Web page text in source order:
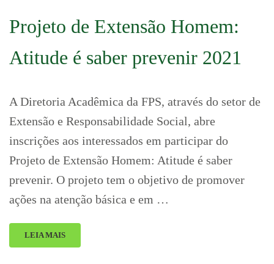
Projeto de Extensão Homem:
Atitude é saber prevenir 2021
A Diretoria Acadêmica da FPS, através do setor de
Extensão e Responsabilidade Social, abre
inscrições aos interessados em participar do
Projeto de Extensão Homem: Atitude é saber
prevenir. O projeto tem o objetivo de promover
ações na atenção básica e em …
LEIA MAIS